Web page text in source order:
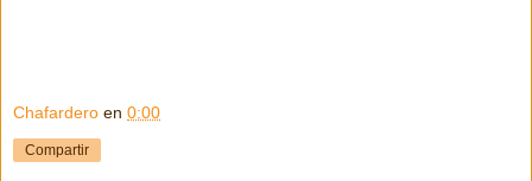
Chafardero en 0:00
Compartir